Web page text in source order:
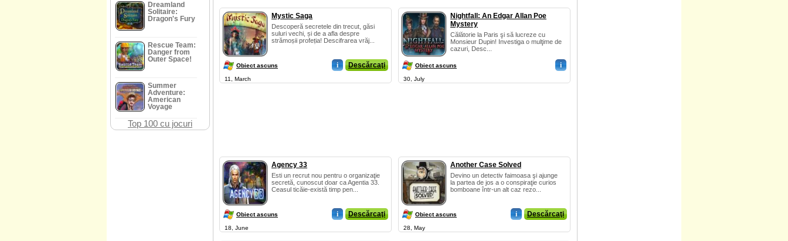
Dreamland
Solitaire:
Dragon's Fury
Rescue Team:
Danger from
Outer Space!
Summer
Adventure:
American
Voyage
Top 100 cu jocuri
Mystic Saga
Descoperă secretele din trecut, găsi
suluri vechi, și de a afla despre
strămoșii profeția! Descifrarea vrăj...
Obiect ascuns i Descărcaţi
11, March
Nightfall: An Edgar Allan Poe
Mystery
Călătorie la Paris şi să lucreze cu
Monsieur Dupin! Investiga o mulţime de
cazuri, Desc...
Obiect ascuns i
30, July
Agency 33
Esti un recrut nou pentru o organizaţie
secretă, cunoscut doar ca Agentia 33.
Ceasul ticăie-există timp pen...
Obiect ascuns i Descărcaţi
18, June
Another Case Solved
Devino un detectiv faimoasa şi ajunge
la partea de jos a o conspiraţie curios
bomboane într-un alt caz rezo...
Obiect ascuns i Descărcaţi
28, May